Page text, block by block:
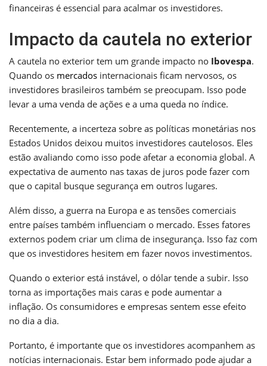
financeiras é essencial para acalmar os investidores.
Impacto da cautela no exterior
A cautela no exterior tem um grande impacto no Ibovespa.
Quando os mercados internacionais ficam nervosos, os
investidores brasileiros também se preocupam. Isso pode
levar a uma venda de ações e a uma queda no índice.
Recentemente, a incerteza sobre as políticas monetárias nos
Estados Unidos deixou muitos investidores cautelosos. Eles
estão avaliando como isso pode afetar a economia global. A
expectativa de aumento nas taxas de juros pode fazer com
que o capital busque segurança em outros lugares.
Além disso, a guerra na Europa e as tensões comerciais
entre países também influenciam o mercado. Esses fatores
externos podem criar um clima de insegurança. Isso faz com
que os investidores hesitem em fazer novos investimentos.
Quando o exterior está instável, o dólar tende a subir. Isso
torna as importações mais caras e pode aumentar a
inflação. Os consumidores e empresas sentem esse efeito
no dia a dia.
Portanto, é importante que os investidores acompanhem as
notícias internacionais. Estar bem informado pode ajudar a